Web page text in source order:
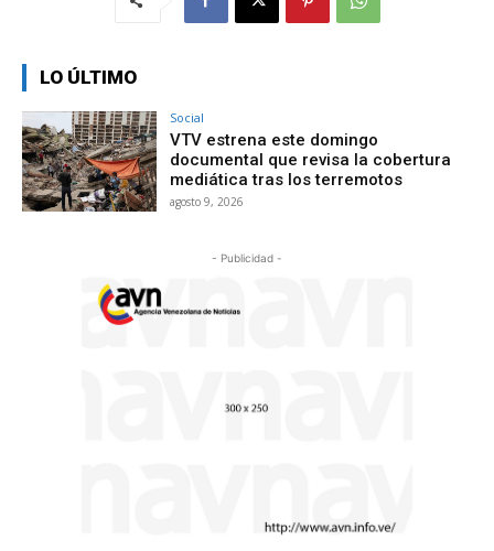
LO ÚLTIMO
Social
VTV estrena este domingo
documental que revisa la cobertura
mediática tras los terremotos
agosto 9, 2026
- Publicidad -